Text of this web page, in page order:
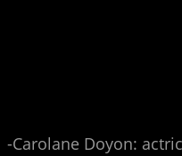
-Carolane Doyon: